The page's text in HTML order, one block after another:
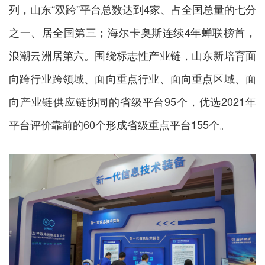
列，山东“双跨”平台总数达到4家、占全国总量的七分
之一、居全国第三；海尔卡奥斯连续4年蝉联榜首，
浪潮云洲居第六。围绕标志性产业链，山东新培育面
向跨行业跨领域、面向重点行业、面向重点区域、面
向产业链供应链协同的省级平台95个，优选2021年
平台评价靠前的60个形成省级重点平台155个。